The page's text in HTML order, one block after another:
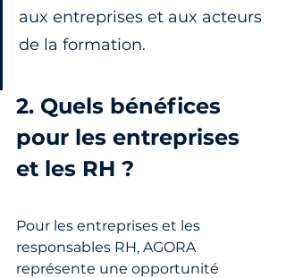
aux entreprises et aux acteurs
de la formation.
2. Quels bénéfices
pour les entreprises
et les RH ?
Pour les entreprises et les
responsables RH, AGORA
représente une opportunité